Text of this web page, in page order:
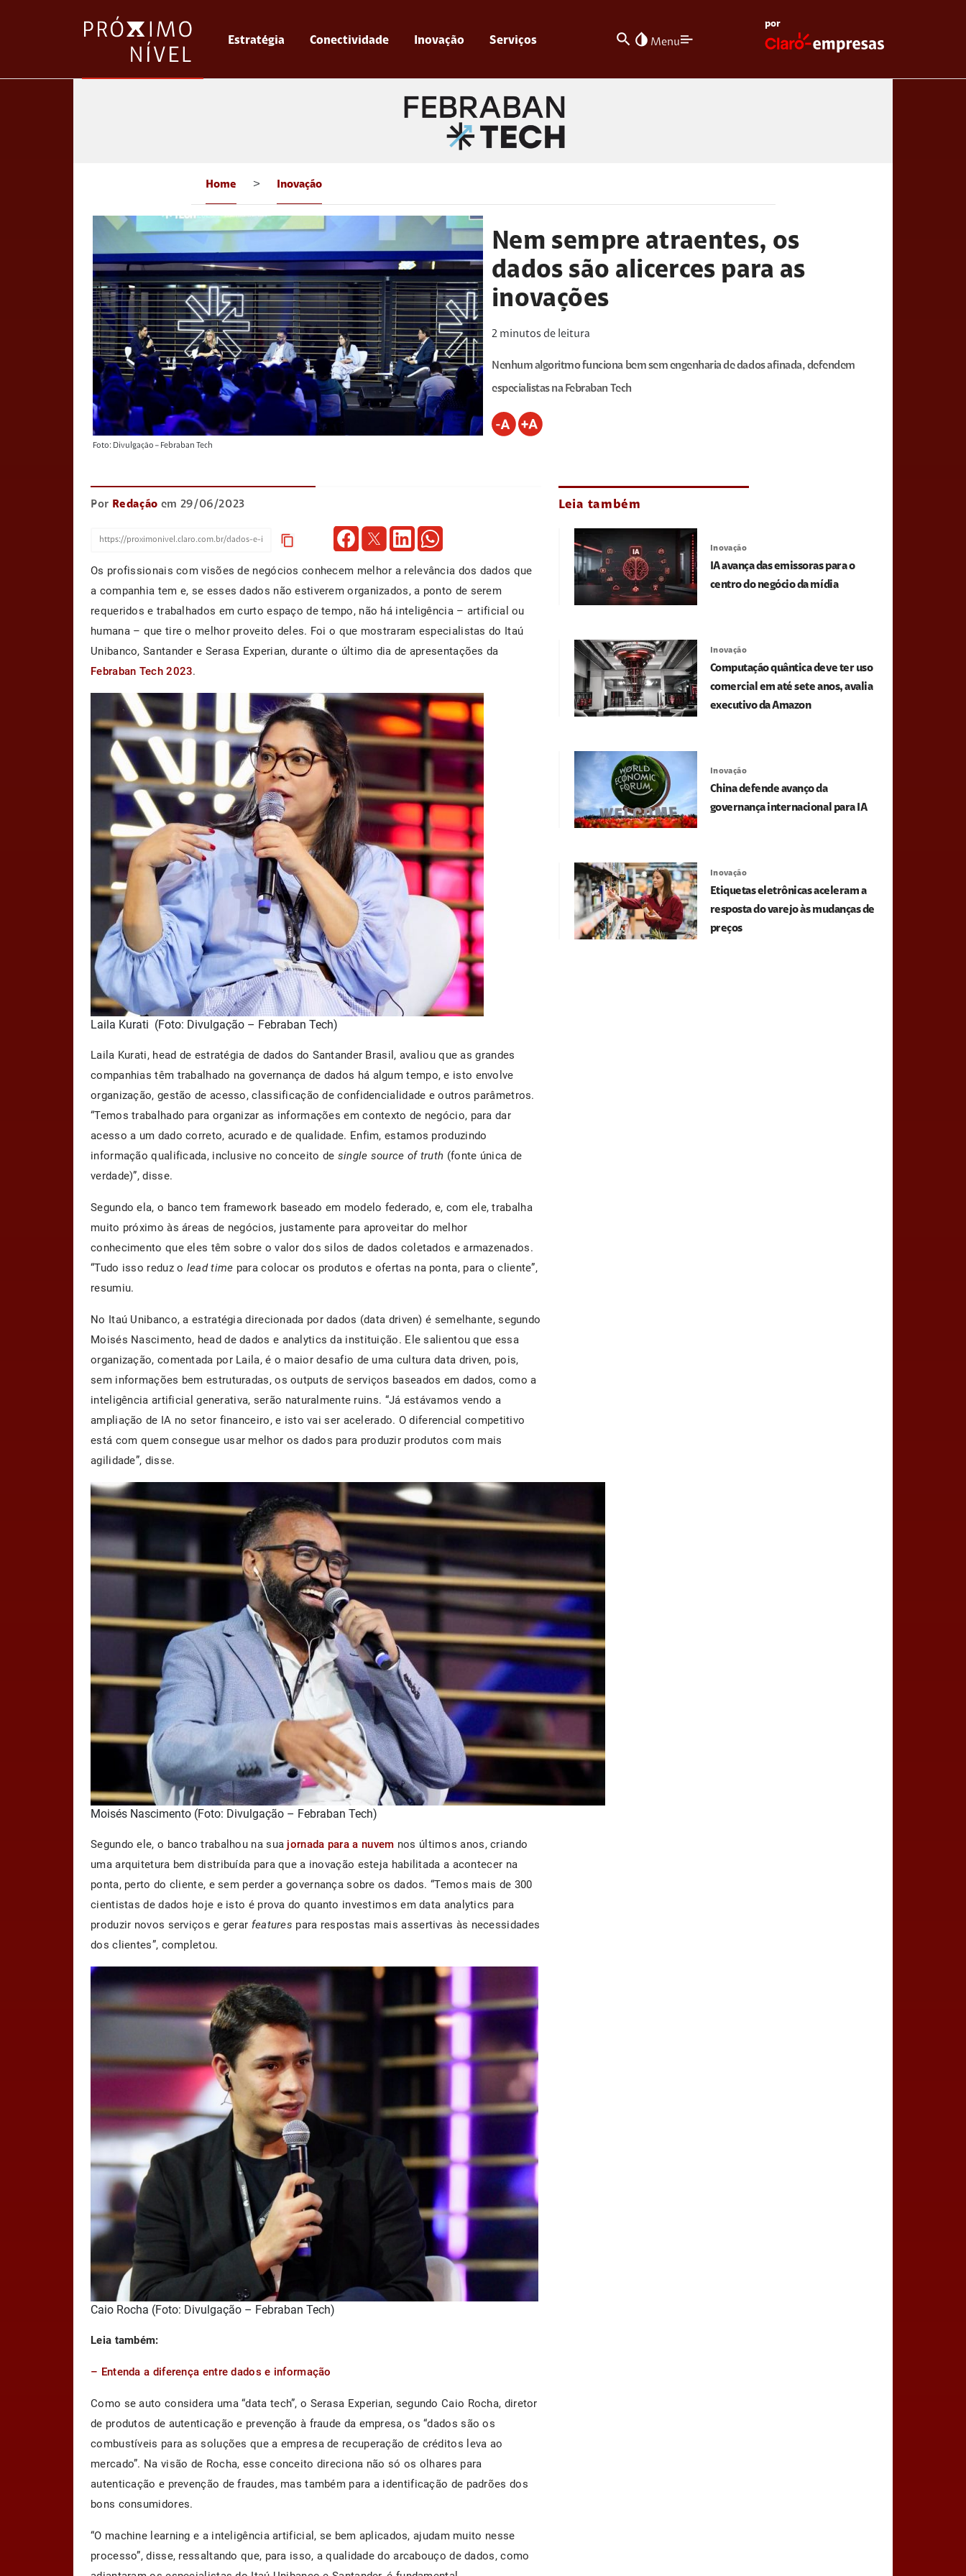
Estratégia Conectividade Inovação Serviços search invert_colors Menu
por
Home > Inovação
Foto: Divulgação – Febraban Tech
Nem sempre atraentes, os
dados são alicerces para as
inovações
2 minutos de leitura
Nenhum algoritmo funciona bem sem engenharia de dados afinada, defendem
especialistas na Febraban Tech
Por Redação em 29/06/2023
content_copy
Os profissionais com visões de negócios conhecem melhor a relevância dos dados que
a companhia tem e, se esses dados não estiverem organizados, a ponto de serem
requeridos e trabalhados em curto espaço de tempo, não há inteligência – artificial ou
humana – que tire o melhor proveito deles. Foi o que mostraram especialistas do Itaú
Unibanco, Santander e Serasa Experian, durante o último dia de apresentações da
Febraban Tech 2023.
Laila Kurati (Foto: Divulgação – Febraban Tech)
Laila Kurati, head de estratégia de dados do Santander Brasil, avaliou que as grandes
companhias têm trabalhado na governança de dados há algum tempo, e isto envolve
organização, gestão de acesso, classificação de confidencialidade e outros parâmetros.
“Temos trabalhado para organizar as informações em contexto de negócio, para dar
acesso a um dado correto, acurado e de qualidade. Enfim, estamos produzindo
informação qualificada, inclusive no conceito de single source of truth (fonte única de
verdade)”, disse.
Segundo ela, o banco tem framework baseado em modelo federado, e, com ele, trabalha
muito próximo às áreas de negócios, justamente para aproveitar do melhor
conhecimento que eles têm sobre o valor dos silos de dados coletados e armazenados.
“Tudo isso reduz o lead time para colocar os produtos e ofertas na ponta, para o cliente”,
resumiu.
No Itaú Unibanco, a estratégia direcionada por dados (data driven) é semelhante, segundo
Moisés Nascimento, head de dados e analytics da instituição. Ele salientou que essa
organização, comentada por Laila, é o maior desafio de uma cultura data driven, pois,
sem informações bem estruturadas, os outputs de serviços baseados em dados, como a
inteligência artificial generativa, serão naturalmente ruins. “Já estávamos vendo a
ampliação de IA no setor financeiro, e isto vai ser acelerado. O diferencial competitivo
está com quem consegue usar melhor os dados para produzir produtos com mais
agilidade”, disse.
Moisés Nascimento (Foto: Divulgação – Febraban Tech)
Segundo ele, o banco trabalhou na sua jornada para a nuvem nos últimos anos, criando
uma arquitetura bem distribuída para que a inovação esteja habilitada a acontecer na
ponta, perto do cliente, e sem perder a governança sobre os dados. “Temos mais de 300
cientistas de dados hoje e isto é prova do quanto investimos em data analytics para
produzir novos serviços e gerar features para respostas mais assertivas às necessidades
dos clientes”, completou.
Caio Rocha (Foto: Divulgação – Febraban Tech)
Leia também:
– Entenda a diferença entre dados e informação
Como se auto considera uma “data tech”, o Serasa Experian, segundo Caio Rocha, diretor
de produtos de autenticação e prevenção à fraude da empresa, os “dados são os
combustíveis para as soluções que a empresa de recuperação de créditos leva ao
mercado”. Na visão de Rocha, esse conceito direciona não só os olhares para
autenticação e prevenção de fraudes, mas também para a identificação de padrões dos
bons consumidores.
“O machine learning e a inteligência artificial, se bem aplicados, ajudam muito nesse
processo”, disse, ressaltando que, para isso, a qualidade do arcabouço de dados, como
Leia também
Inovação
IA avança das emissoras para o
centro do negócio da mídia
Inovação
Computação quântica deve ter uso
comercial em até sete anos, avalia
executivo da Amazon
Inovação
China defende avanço da
governança internacional para IA
Inovação
Etiquetas eletrônicas aceleram a
resposta do varejo às mudanças de
preços